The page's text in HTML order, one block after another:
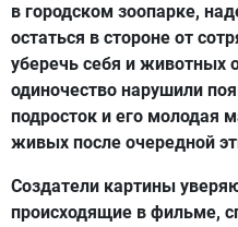
в городском зоопарке,
остаться в стороне от
уберечь себя и животных
одиночество нарушили
подросток и его молодая
живых после очередной
Создатели картины
происходящие в фильме,